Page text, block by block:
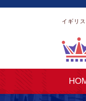
イギリ